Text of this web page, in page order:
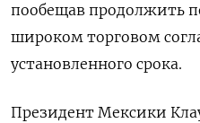
пообещав продолжить
широком торговом
установленного срока.
Президент Мексики